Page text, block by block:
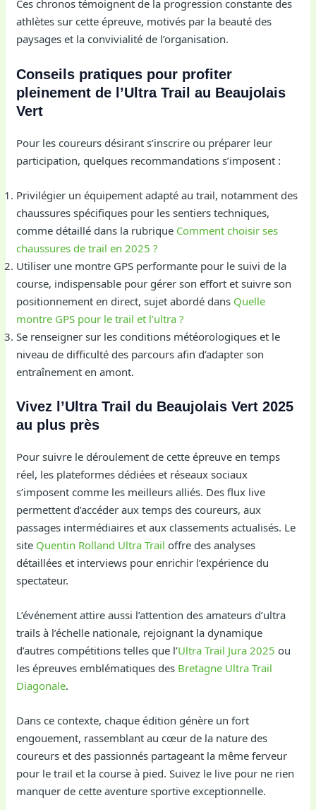
Ces chronos témoignent de la progression constante des
athlètes sur cette épreuve, motivés par la beauté des
paysages et la convivialité de l’organisation.
Conseils pratiques pour profiter
pleinement de l’Ultra Trail au Beaujolais
Vert
Pour les coureurs désirant s’inscrire ou préparer leur
participation, quelques recommandations s’imposent :
Privilégier un équipement adapté au trail, notamment des
chaussures spécifiques pour les sentiers techniques,
comme détaillé dans la rubrique Comment choisir ses
chaussures de trail en 2025 ?
Utiliser une montre GPS performante pour le suivi de la
course, indispensable pour gérer son effort et suivre son
positionnement en direct, sujet abordé dans Quelle
montre GPS pour le trail et l’ultra ?
Se renseigner sur les conditions météorologiques et le
niveau de difficulté des parcours afin d’adapter son
entraînement en amont.
Vivez l’Ultra Trail du Beaujolais Vert 2025
au plus près
Pour suivre le déroulement de cette épreuve en temps
réel, les plateformes dédiées et réseaux sociaux
s’imposent comme les meilleurs alliés. Des flux live
permettent d’accéder aux temps des coureurs, aux
passages intermédiaires et aux classements actualisés. Le
site Quentin Rolland Ultra Trail offre des analyses
détaillées et interviews pour enrichir l’expérience du
spectateur.
L’événement attire aussi l’attention des amateurs d’ultra
trails à l’échelle nationale, rejoignant la dynamique
d’autres compétitions telles que l’Ultra Trail Jura 2025 ou
les épreuves emblématiques des Bretagne Ultra Trail
Diagonale.
Dans ce contexte, chaque édition génère un fort
engouement, rassemblant au cœur de la nature des
coureurs et des passionnés partageant la même ferveur
pour le trail et la course à pied. Suivez le live pour ne rien
manquer de cette aventure sportive exceptionnelle.